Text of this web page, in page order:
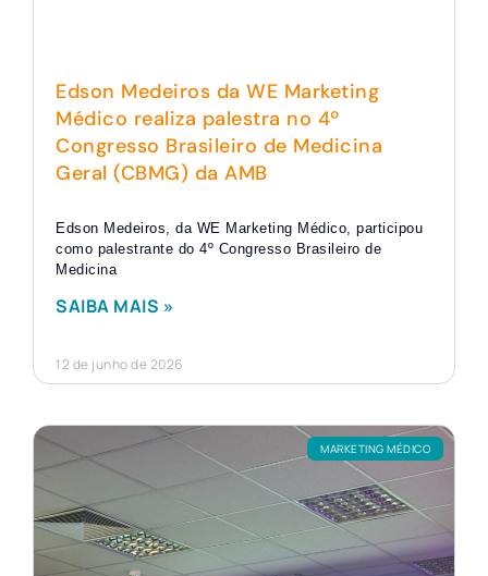
Edson Medeiros da WE Marketing
Médico realiza palestra no 4º
Congresso Brasileiro de Medicina
Geral (CBMG) da AMB
Edson Medeiros, da WE Marketing Médico, participou
como palestrante do 4º Congresso Brasileiro de
Medicina
SAIBA MAIS »
12 de junho de 2026
MARKETING MÉDICO